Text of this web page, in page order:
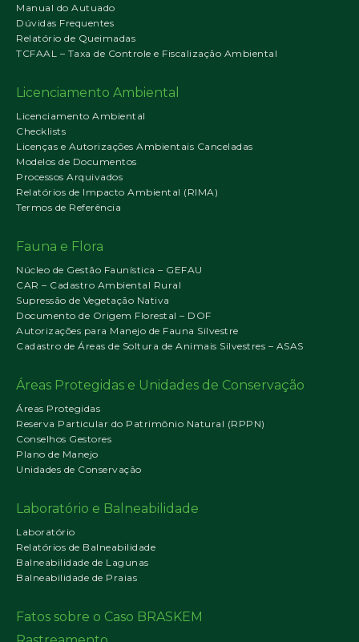
Manual do Autuado
Dúvidas Frequentes
Relatório de Queimadas
TCFAAL – Taxa de Controle e Fiscalização Ambiental
Licenciamento Ambiental
Licenciamento Ambiental
Checklists
Licenças e Autorizações Ambientais Canceladas
Modelos de Documentos
Processos Arquivados
Relatórios de Impacto Ambiental (RIMA)
Termos de Referência
Fauna e Flora
Núcleo de Gestão Faunística – GEFAU
CAR – Cadastro Ambiental Rural
Supressão de Vegetação Nativa
Documento de Origem Florestal – DOF
Autorizações para Manejo de Fauna Silvestre
Cadastro de Áreas de Soltura de Animais Silvestres – ASAS
Áreas Protegidas e Unidades de Conservação
Áreas Protegidas
Reserva Particular do Patrimônio Natural (RPPN)
Conselhos Gestores
Plano de Manejo
Unidades de Conservação
Laboratório e Balneabilidade
Laboratório
Relatórios de Balneabilidade
Balneabilidade de Lagunas
Balneabilidade de Praias
Fatos sobre o Caso BRASKEM